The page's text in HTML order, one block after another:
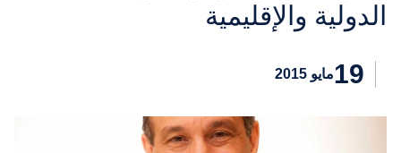
الدولية والإقليمية
19مايو 2015